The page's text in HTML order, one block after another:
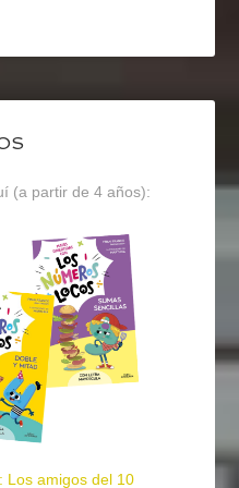
(a partir de 4 años):
Los amigos del 10